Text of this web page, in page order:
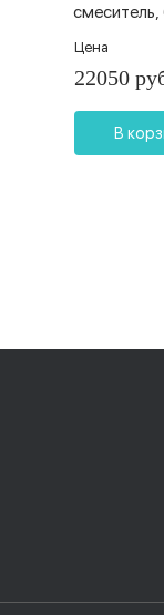
смеситель,
Цена
22050
В